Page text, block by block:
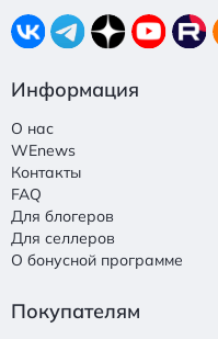
Информация
О нас
WEnews
Контакты
FAQ
Для блогеров
Для селлеров
О бонусной программе
Покупателям